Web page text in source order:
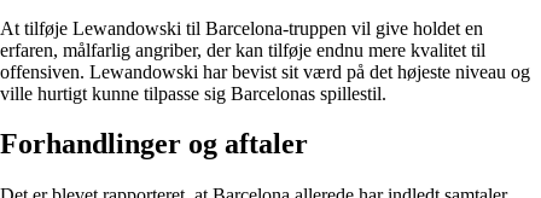
At tilføje Lewandowski til Barcelona-truppen vil give holdet en
erfaren, målfarlig angriber, der kan tilføje endnu mere kvalitet til
offensiven. Lewandowski har bevist sit værd på det højeste niveau og
ville hurtigt kunne tilpasse sig Barcelonas spillestil.
Forhandlinger og aftaler